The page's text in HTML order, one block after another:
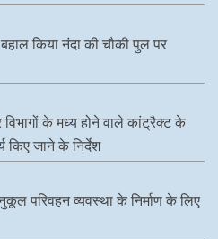
किया नंदा की चौकी पुल पर
के मध्य होने वाले कांट्रैक्ट के
किए जाने के निर्देश
परिवहन व्यवस्था के निर्माण के लिए